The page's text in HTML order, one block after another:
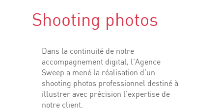
Shooting photos
Dans la continuité de notre
accompagnement digital, l’Agence
Sweep a mené la réalisation d’un
shooting photos professionnel destiné à
illustrer avec précision l’expertise de
notre client.